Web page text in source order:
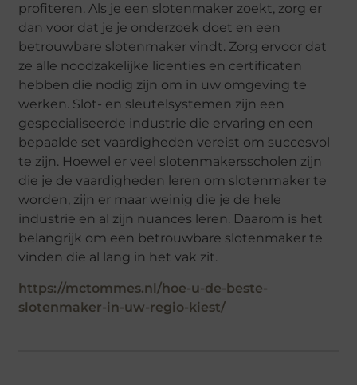
profiteren. Als je een slotenmaker zoekt, zorg er
dan voor dat je je onderzoek doet en een
betrouwbare slotenmaker vindt. Zorg ervoor dat
ze alle noodzakelijke licenties en certificaten
hebben die nodig zijn om in uw omgeving te
werken. Slot- en sleutelsystemen zijn een
gespecialiseerde industrie die ervaring en een
bepaalde set vaardigheden vereist om succesvol
te zijn. Hoewel er veel slotenmakersscholen zijn
die je de vaardigheden leren om slotenmaker te
worden, zijn er maar weinig die je de hele
industrie en al zijn nuances leren. Daarom is het
belangrijk om een betrouwbare slotenmaker te
vinden die al lang in het vak zit.
https://mctommes.nl/hoe-u-de-beste-
slotenmaker-in-uw-regio-kiest/